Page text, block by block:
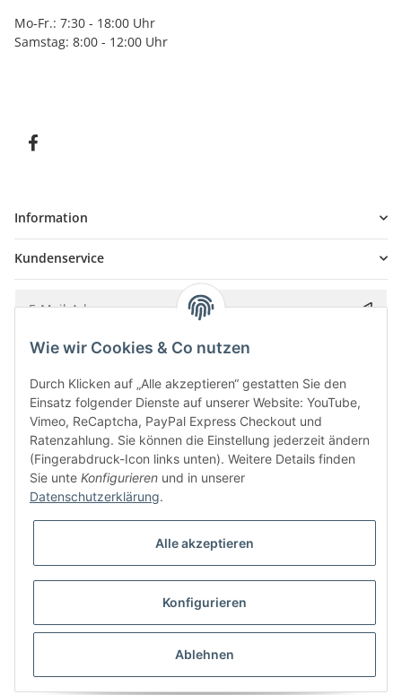
Mo-Fr.: 7:30 - 18:00 Uhr
Samstag: 8:00 - 12:00 Uhr
Information
Kundenservice
Bitte senden Sie mir entsprechend IhrerDatenschutzerklärung
* Alle Preise inkl. gesetzlicher USt., zzgl.
Besucherzähler: 5840780
UmsetzungVlarom E-Commerce Agentur| Powered byJTL-Shop|
CLEARIX JTL-Shop Template
Wie wir Cookies & Co nutzen
Durch Klicken auf „Alle akzeptieren“ gestatten Sie den
Einsatz folgender Dienste auf unserer Website: YouTube,
Vimeo, ReCaptcha, PayPal Express Checkout und
Ratenzahlung. Sie können die Einstellung jederzeit ändern
(Fingerabdruck-Icon links unten). Weitere Details finden
Sie unte Konfigurieren und in unserer
Datenschutzerklärung.
Alle akzeptieren
Konfigurieren
Ablehnen